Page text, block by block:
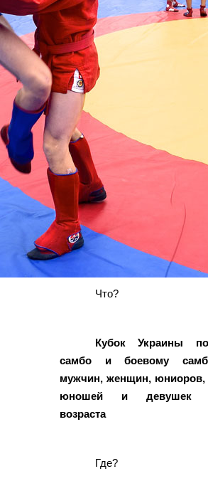
Что?
Кубок Украины
самбо и боевому
мужчин, женщин, юниоров,
юношей и девушек
возраста
Где?